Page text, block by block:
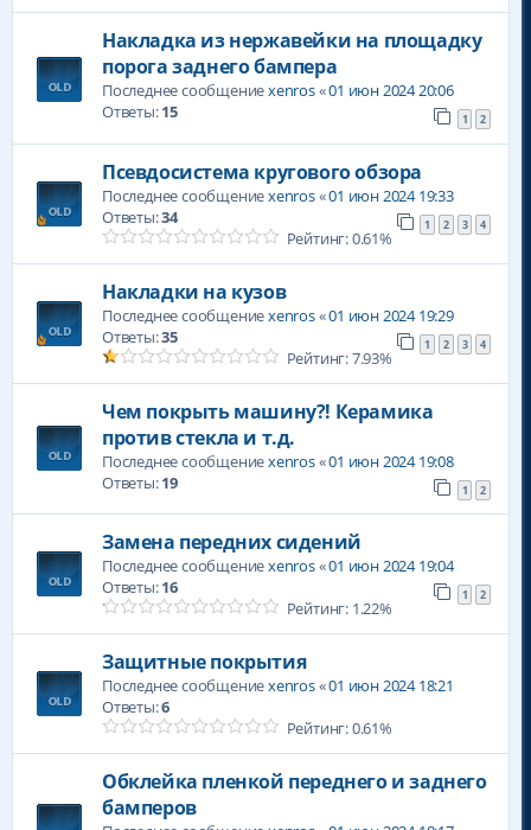
Накладка из нержавейки на площадку
порога заднего бампера
Последнее сообщениеxenros«01 июн 2024 20:06
Ответы:15 1 2
Псевдосистема кругового обзора
Последнее сообщениеxenros«01 июн 2024 19:33
Ответы:34 1 2 3 4
Рейтинг: 0.61%
Накладки на кузов
Последнее сообщениеxenros«01 июн 2024 19:29
Ответы:35 1 2 3 4
Рейтинг: 7.93%
Чем покрыть машину?! Керамика
против стекла и т.д.
Последнее сообщениеxenros«01 июн 2024 19:08
Ответы:19 1 2
Замена передних сидений
Последнее сообщениеxenros«01 июн 2024 19:04
Ответы:16 1 2
Рейтинг: 1.22%
Защитные покрытия
Последнее сообщениеxenros«01 июн 2024 18:21
Ответы:6
Рейтинг: 0.61%
Обклейка пленкой переднего и заднего
бамперов